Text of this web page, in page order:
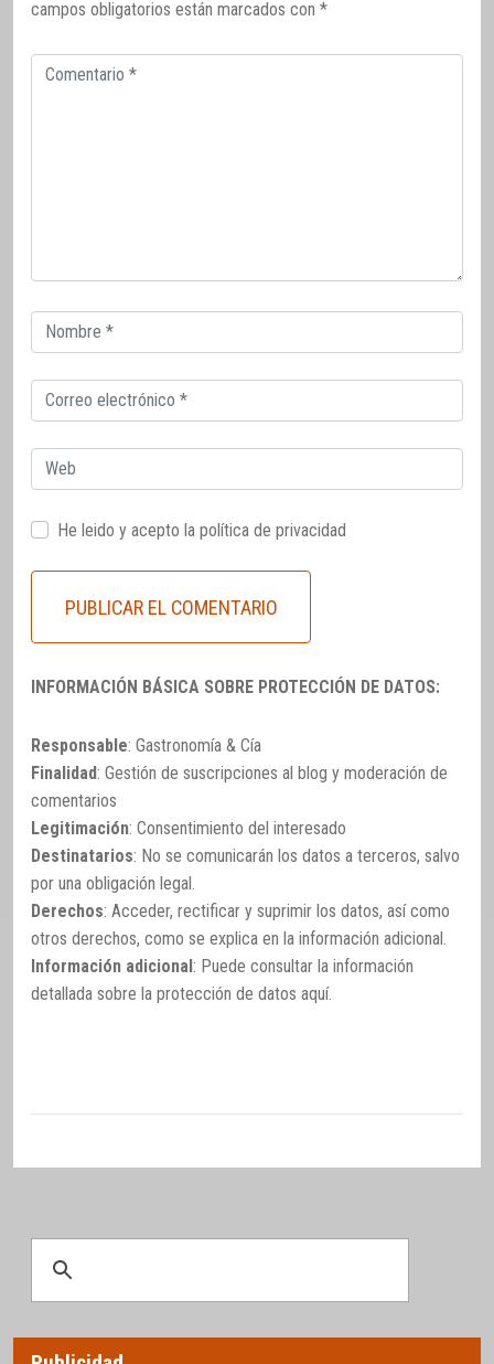
campos obligatorios están marcados con *
Comentario
Correo
electrónico
Correo
electrónico
Web
He leido y acepto la política de privacidad
INFORMACIÓN BÁSICA SOBRE PROTECCIÓN DE DATOS:
Responsable: Gastronomía & Cía
Finalidad: Gestión de suscripciones al blog y moderación de
comentarios
Legitimación: Consentimiento del interesado
Destinatarios: No se comunicarán los datos a terceros, salvo
por una obligación legal.
Derechos: Acceder, rectificar y suprimir los datos, así como
otros derechos, como se explica en la información adicional.
Información adicional: Puede consultar la información
detallada sobre la protección de datos aquí.